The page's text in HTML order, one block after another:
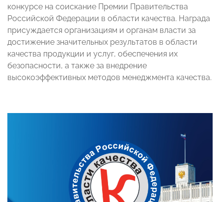
конкурсе на соискание Премии Правительства
Российской Федерации в области качества. Награда
присуждается организациям и органам власти за
достижение значительных результатов в области
качества продукции и услуг, обеспечения их
безопасности, а также за внедрение
высокоэффективных методов менеджмента качества.